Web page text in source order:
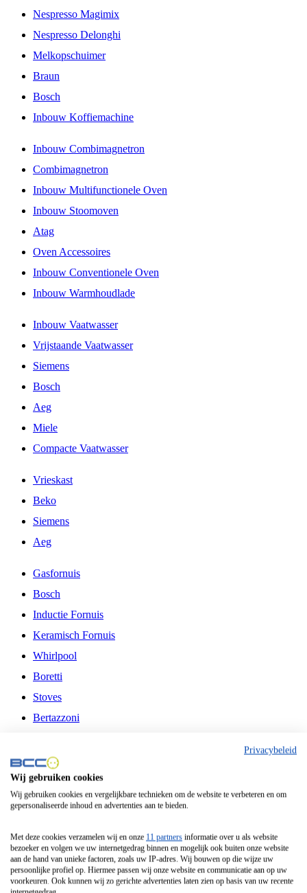
Nespresso Magimix
Nespresso Delonghi
Melkopschuimer
Braun
Bosch
Inbouw Koffiemachine
Inbouw Combimagnetron
Combimagnetron
Inbouw Multifunctionele Oven
Inbouw Stoomoven
Atag
Oven Accessoires
Inbouw Conventionele Oven
Inbouw Warmhoudlade
Inbouw Vaatwasser
Vrijstaande Vaatwasser
Siemens
Bosch
Aeg
Miele
Compacte Vaatwasser
Vrieskast
Beko
Siemens
Aeg
Gasfornuis
Bosch
Inductie Fornuis
Keramisch Fornuis
Whirlpool
Boretti
Stoves
Bertazzoni
Fitelli
Airfryer
Frituurpan
Contactgrill
Broodbakmachine
Broodrooster
Privacybeleid
Wij gebruiken cookies
Wij gebruiken cookies en vergelijkbare technieken om de website te verbeteren en om
gepersonaliseerde inhoud en advertenties aan te bieden.
Met deze cookies verzamelen wij en onze 11 partners informatie over u als website
bezoeker en volgen we uw internetgedrag binnen en mogelijk ook buiten onze website
aan de hand van unieke factoren, zoals uw IP-adres. Wij bouwen op die wijze uw
persoonlijke profiel op. Hiermee passen wij onze website en communicatie aan op uw
voorkeuren. Ook kunnen wij zo gerichte advertenties laten zien op basis van uw recente